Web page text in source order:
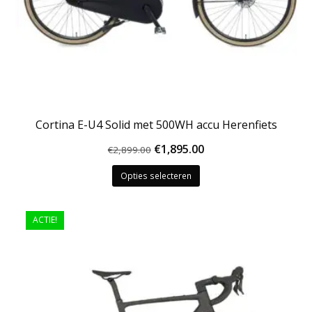
Cortina E-U4 Solid met 500WH accu Herenfiets
€2,899.00 Oorspronkelijke
prijs
was:
€1,895.00Huidige
Opties selecteren
Dit
gekozen
worden
ACTIE!